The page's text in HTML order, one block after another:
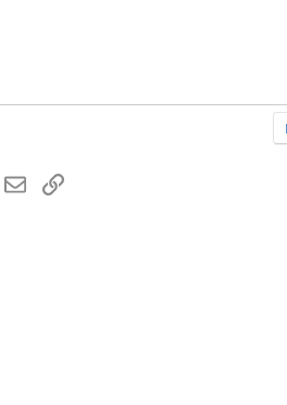
E-MailLink